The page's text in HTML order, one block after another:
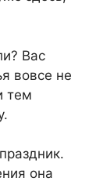
Вас
вовсе не
тем
она